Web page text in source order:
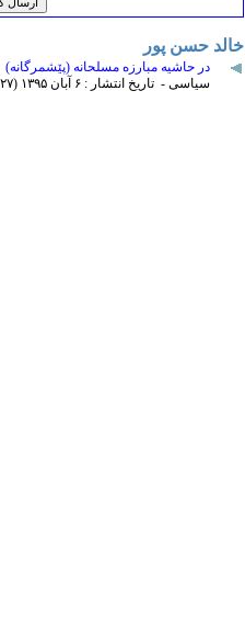
خالد حسن پور
در حاشیه مبارزه مسلحانه (پێشمرگانه)
سیاسی - تاریخ انتشار : ۶ آبان ۱٣۹۵ (۲۷ اکتبر ۲۰۱۶)